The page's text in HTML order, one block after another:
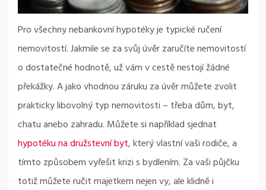
Pro všechny nebankovní hypotéky je typické ručení
nemovitostí. Jakmile se za svůj úvěr zaručíte nemovitostí
o dostatečné hodnotě, už vám v cestě nestojí žádné
překážky. A jako vhodnou záruku za úvěr můžete zvolit
prakticky libovolný typ nemovitosti – třeba dům, byt,
chatu anebo zahradu. Můžete si například sjednat
hypotéku na družstevní byt, který vlastní vaši rodiče, a
tímto způsobem vyřešit krizi s bydlením. Za vaši půjčku
totiž můžete ručit majetkem nejen vy, ale klidně i